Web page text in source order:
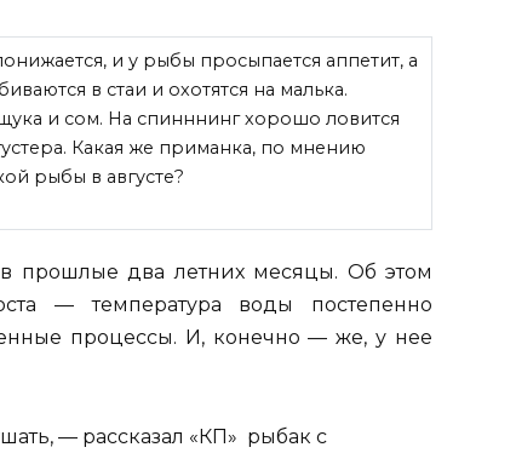
и у рыбы просыпается аппетит, а
в стаи и охотятся на малька.
и сом. На спинннинг хорошо ловится
Какая же приманка, по мнению
рыбы в августе?
прошлые два летних месяцы. Об этом
— температура воды постепенно
процессы. И, конечно — же, у нее
— рассказал «КП» рыбак с